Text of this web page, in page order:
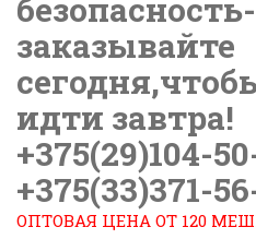
безопасность-
заказывайте
идти завтра!
+375(29)104-
+375(33)371-
ОПТОВАЯ ЦЕНА ОТ 120